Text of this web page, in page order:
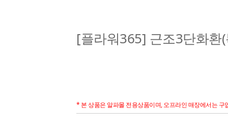
[플라워365] 근조3단화환
* 본 상품은 알파몰 전용상품이며, 오프라인 매장에서는 구